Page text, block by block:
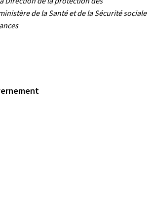
de la Santé et de la Sécurité sociale